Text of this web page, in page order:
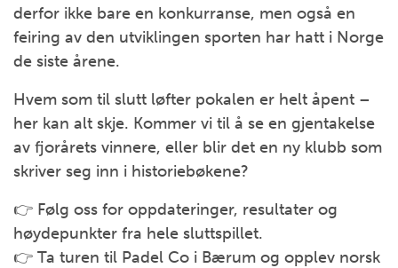
derfor ikke bare en konkurranse, men også en
feiring av den utviklingen sporten har hatt i Norge
de siste årene.
Hvem som til slutt løfter pokalen er helt åpent –
her kan alt skje. Kommer vi til å se en gjentakelse
av fjorårets vinnere, eller blir det en ny klubb som
skriver seg inn i historiebøkene?
👉 Følg oss for oppdateringer, resultater og
høydepunkter fra hele sluttspillet.
👉 Ta turen til Padel Co i Bærum og opplev norsk